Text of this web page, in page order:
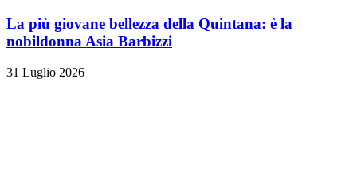
La più giovane bellezza della Quintana: è la
nobildonna Asia Barbizzi
31 Luglio 2026